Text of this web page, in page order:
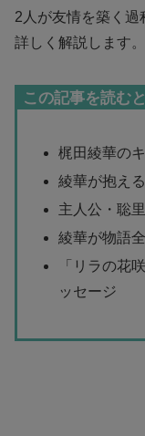
2人が友情を築く過
詳しく解説します。
この記事を読む
梶田綾華の
綾華が抱え
主人公・聡
綾華が物語
「リラの花
ッセージ